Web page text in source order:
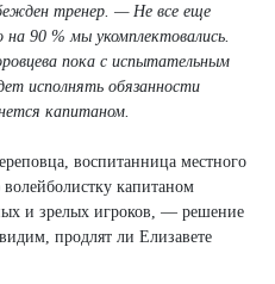
тренер. — Не все еще
90 % мы укомплектовались.
пока с испытательным
исполнять обязанности
капитаном.
воспитанница местного
капитаном
и зрелых игроков, — решение
продлят ли Елизавете